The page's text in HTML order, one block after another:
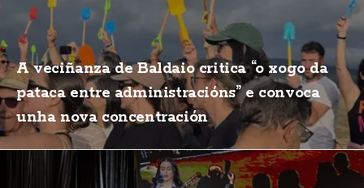
A veciñanza de Baldaio critica “o xogo da
pataca entre administracións” e convoca
unha nova concentración